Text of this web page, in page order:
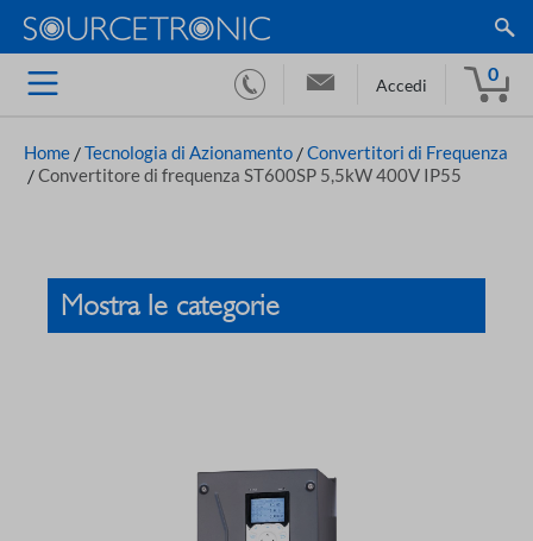
Accedi
0
Home /Tecnologia di Azionamento /Convertitori di Frequenza
/Convertitore di frequenza ST600SP 5,5kW 400V IP55
Mostra le categorie